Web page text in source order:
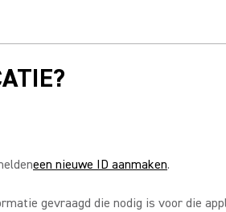
een nieuwe ID aanmaken.
gevraagd die nodig is voor die